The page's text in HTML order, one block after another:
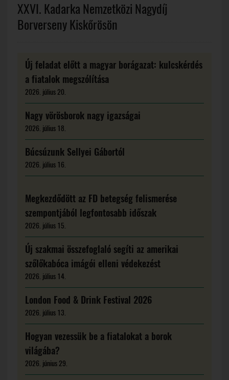
XXVI. Kadarka Nemzetközi Nagydíj
Borverseny Kiskőrösön
Új feladat előtt a magyar borágazat: kulcskérdés
a fiatalok megszólítása
2026. július 20.
Nagy vörösborok nagy igazságai
2026. július 18.
Búcsúzunk Sellyei Gábortól
2026. július 16.
Megkezdődött az FD betegség felismerése
szempontjából legfontosabb időszak
2026. július 15.
Új szakmai összefoglaló segíti az amerikai
szőlőkabóca imágói elleni védekezést
2026. július 14.
London Food & Drink Festival 2026
2026. július 13.
Hogyan vezessük be a fiatalokat a borok
világába?
2026. június 29.